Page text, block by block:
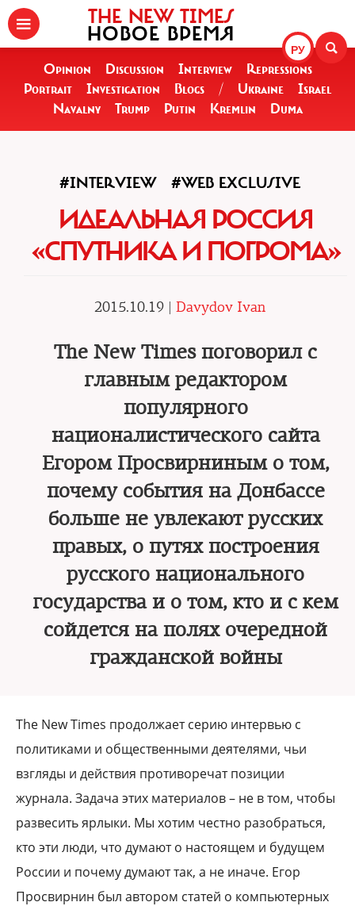
РУ
THE NEW TIMES
НОВОЕ ВРЕМЯ
Opinion Discussion Interview
Repressions
Portrait
Investigation Blogs / Ukraine
Israel
Navalny
Trump Putin Kremlin Duma
#INTERVIEW #WEB EXCLUSIVE
ИДЕАЛЬНАЯ РОССИЯ
«СПУТНИКА И ПОГРОМА»
2015.10.19 | Davydov Ivan
The New Times поговорил с
главным редактором
популярного
националистического сайта
Егором Просвирниным о том,
почему события на Донбассе
больше не увлекают русских
правых, о путях построения
русского национального
государства и о том, кто и с кем
сойдется на полях очередной
гражданской войны
The New Times продолжает серию интервью с
политиками и общественными деятелями, чьи
взгляды и действия противоречат позиции
журнала. Задача этих материалов – не в том, чтобы
развесить ярлыки. Мы хотим честно разобраться,
кто эти люди, что думают о настоящем и будущем
России и почему думают так, а не иначе. Егор
Просвирнин был автором статей о компьютерных